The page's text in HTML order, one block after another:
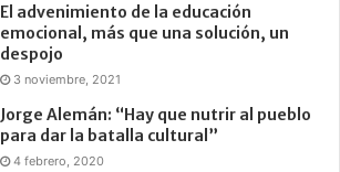
El advenimiento de la educación
emocional, más que una solución, un
despojo
3 noviembre, 2021
Jorge Alemán: “Hay que nutrir al pueblo
para dar la batalla cultural”
4 febrero, 2020